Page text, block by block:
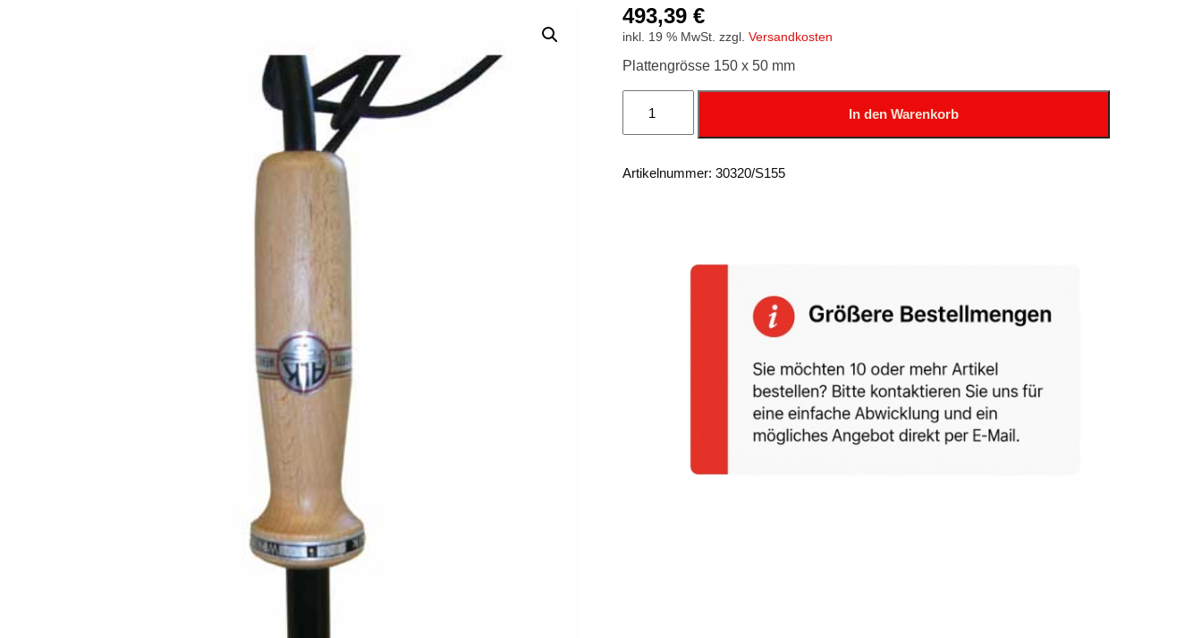
493,39 €
inkl. 19 % MwSt. zzgl. Versandkosten
Plattengrösse 150 x 50 mm
Brennstempel
-
In den Warenkorb
Artikelnummer: 30320/S155